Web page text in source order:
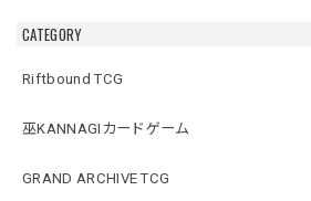
CATEGORY
Riftbound TCG
巫KANNAGIカードゲーム
GRAND ARCHIVE TCG